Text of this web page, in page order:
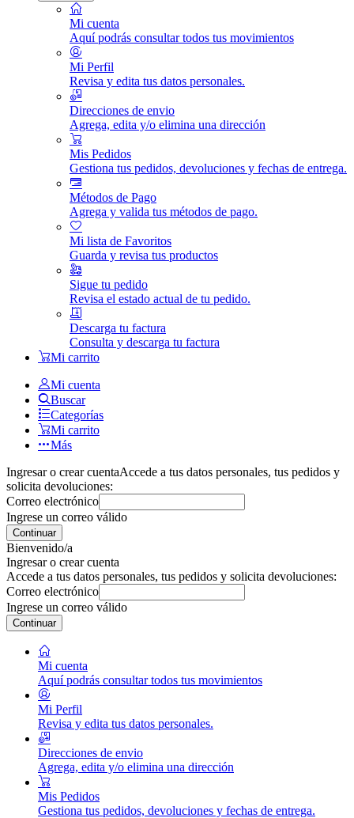
Mi cuenta
Aquí podrás consultar todos tus movimientos
Mi Perfil
Revisa y edita tus datos personales.
Direcciones de envio
Agrega, edita y/o elimina una dirección
Mis Pedidos
Gestiona tus pedidos, devoluciones y fechas de entrega.
Métodos de Pago
Agrega y valida tus métodos de pago.
Mi lista de Favoritos
Guarda y revisa tus productos
Sigue tu pedido
Revisa el estado actual de tu pedido.
Descarga tu factura
Consulta y descarga tu factura
Mi carrito
Mi cuenta
Buscar
Categorías
Mi carrito
Más
Ingresar o crear cuentaAccede a tus datos personales, tus pedidos y
solicita devoluciones:
Correo electrónico
Ingrese un correo válido
Continuar
Bienvenido/a
Ingresar o crear cuenta
Accede a tus datos personales, tus pedidos y solicita devoluciones:
Correo electrónico
Ingrese un correo válido
Continuar
Mi cuenta
Aquí podrás consultar todos tus movimientos
Mi Perfil
Revisa y edita tus datos personales.
Direcciones de envio
Agrega, edita y/o elimina una dirección
Mis Pedidos
Gestiona tus pedidos, devoluciones y fechas de entrega.